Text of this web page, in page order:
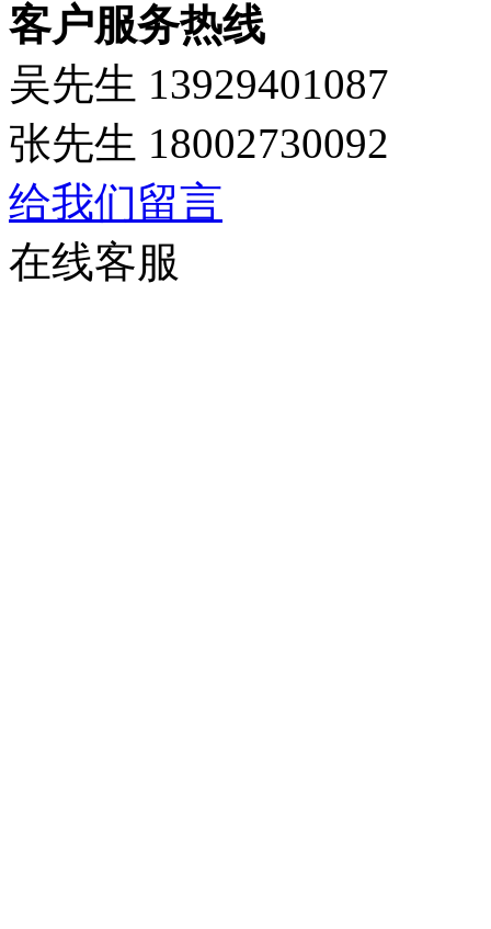
客户服务热线
吴先生 13929401087
张先生 18002730092
给我们留言
在线客服